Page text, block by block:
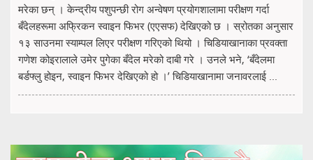
मरेका छन् । केन्द्रीय पशुपन्छी रोग अन्वेषण प्रयोगशालामा परीक्षण गर्दा
बँदेलहरूमा अफ्रिकन स्वाइन फिभर (एएसफ) देखिएको छ । स्रोतका अनुसार
१३ साउनमा स्याम्पल लिएर परीक्षण गरिएको थियो । चिडियाखानाका प्रवक्ता
गणेश कोइरालाले उमेर पुगेका बँदेल मरेको दाबी गरे । उनले भने, ‘बँदेलमा
बर्डफ्लु होइन, स्वाइन फिभर देखिएको हो ।’ चिडियाखानामा जनावरलाई ...